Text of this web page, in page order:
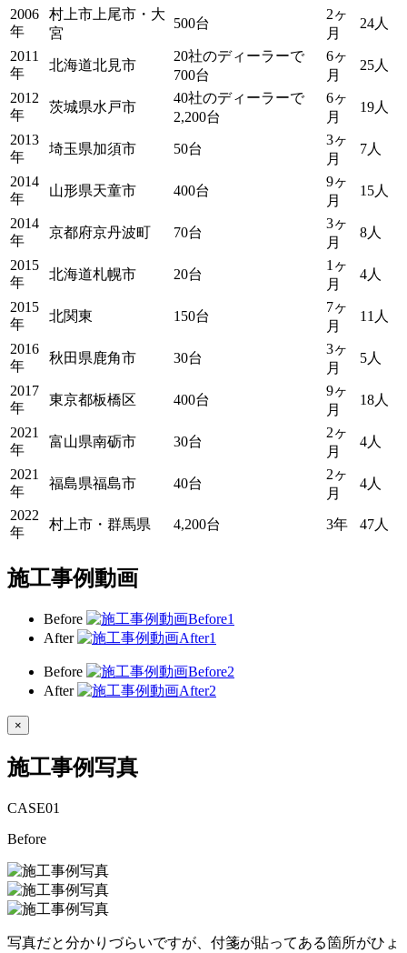
2006
年
村上市上尾市・大
宮
500台
2ヶ
月
24人
2011
年
北海道北見市
20社のディーラーで
700台
6ヶ
月
25人
2012
年
茨城県水戸市
40社のディーラーで
2,200台
6ヶ
月
19人
2013
年
埼玉県加須市 50台
3ヶ
月
7人
2014
年
山形県天童市 400台
9ヶ
月
15人
2014
年
京都府京丹波町 70台
3ヶ
月
8人
2015
年
北海道札幌市 20台
1ヶ
月
4人
2015
年
北関東 150台
7ヶ
月
11人
2016
年
秋田県鹿角市 30台
3ヶ
月
5人
2017
年
東京都板橋区 400台
9ヶ
月
18人
2021
年
富山県南砺市 30台
2ヶ
月
4人
2021
年
福島県福島市 40台
2ヶ
月
4人
2022
年
村上市・群馬県 4,200台 3年 47人
施工事例動画
Before
After
Before
After
×
施工事例写真
CASE01
Before
写真だと分かりづらいですが、付箋が貼ってある箇所がひょ